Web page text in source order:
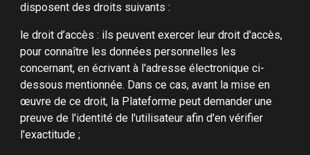
disposent des droits suivants :
le droit d’accès : ils peuvent exercer leur droit d'accès,
pour connaître les données personnelles les
concernant, en écrivant à l'adresse électronique ci-
dessous mentionnée. Dans ce cas, avant la mise en
œuvre de ce droit, la Plateforme peut demander une
preuve de l'identité de l'utilisateur afin d'en vérifier
l'exactitude ;